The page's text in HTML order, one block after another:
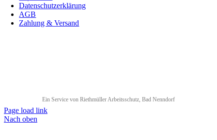
Datenschutzerklärung
AGB
Zahlung & Versand
Ein Service von Riethmüller Arbeitsschutz, Bad Nenndorf
Page load link
Nach oben